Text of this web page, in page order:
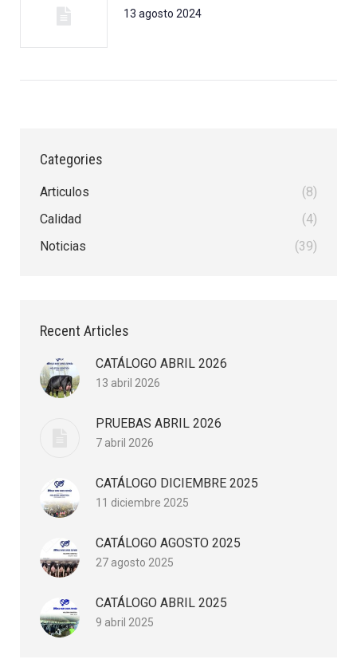
13 agosto 2024
Categories
Articulos
(8)
Calidad
(4)
Noticias
(39)
Recent Articles
CATÁLOGO ABRIL 2026
13 abril 2026
PRUEBAS ABRIL 2026
7 abril 2026
CATÁLOGO DICIEMBRE 2025
11 diciembre 2025
CATÁLOGO AGOSTO 2025
27 agosto 2025
CATÁLOGO ABRIL 2025
9 abril 2025